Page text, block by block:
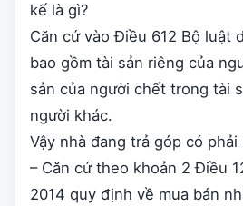
kế là gì?
Căn cứ vào Điều 612 Bộ luật
bao gồm tài sản riêng của
sản của người chết trong tài
người khác.
Vậy nhà đang trả góp có
– Căn cứ theo khoản 2 Điều
2014 quy định về mua bán